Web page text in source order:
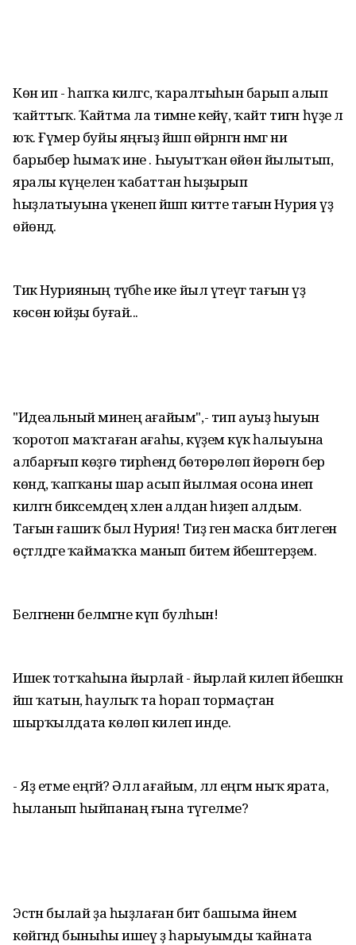
Көн ип - һапҡа килгәс, ҡаралтыһын барып алып
ҡайттыҡ. Ҡайтма ла тимәне кейәү, ҡайт тигән һүҙе лә
юҡ. Ғүмер буйы яңғыҙ йәшәп өйрәнгән нәмәгә ни
барыбер һымаҡ ине . Һыуытҡан өйөн йылытып,
яралы күңелен ҡабаттан һыҙырып
һыҙлатыуына үкенеп йәшәп китте тағын Нурия үҙ
өйөндә.
Тик Нурияның тәүбәһе ике йыл үтеүгә тағын үҙ
көсөн юйҙы буғай...
"Идеальный минең ағайым",- тип ауыҙ һыуын
ҡоротоп маҡтаған ағаһы, күҙемә күк һалыуына
албарғып көҙгө тирәһендә бөтөрөлөп йөрөгән бер
көндә, ҡапҡаны шар асып йылмая осона инеп
килгән бикәсемдең хәлен алдан һиҙеп алдым.
Тағын ғашиҡ был Нурия! Тиҙ генә маска битлеген
өҫтәлдәге ҡаймаҡҡа манып битемә йәбештерҙем.
Белгәненән белмәгәне күп булһын!
Ишек тотҡаһына йырлай - йырлай килеп йәбешкән
йәш ҡатын, һаулыҡ та һорап тормаҫтан
шырҡылдата көлөп килеп инде.
- Яҙ етәме еңгәй? Әллә ағайым, әллә еңгәм ныҡ ярата,
һыланып һыйпанаң ғына түгелме?
Эстән былай ҙа һыҙлаған бит башыма йәнем
көйгәндә быныһы ишеү ҙә һарыуымды ҡайната